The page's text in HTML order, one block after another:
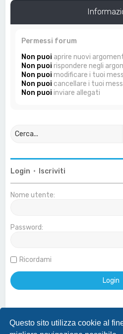
Questo sito utilizza cookie al
Permessi forum
Non puoi aprire nuovi
Non puoi rispondere negli
Non puoi modificare i tuoi
Non puoi cancellare i tuoi
Non puoi inviare allegati
Login • Iscriviti
Nome utente:
Password:
Ricordami
Effettua login con account